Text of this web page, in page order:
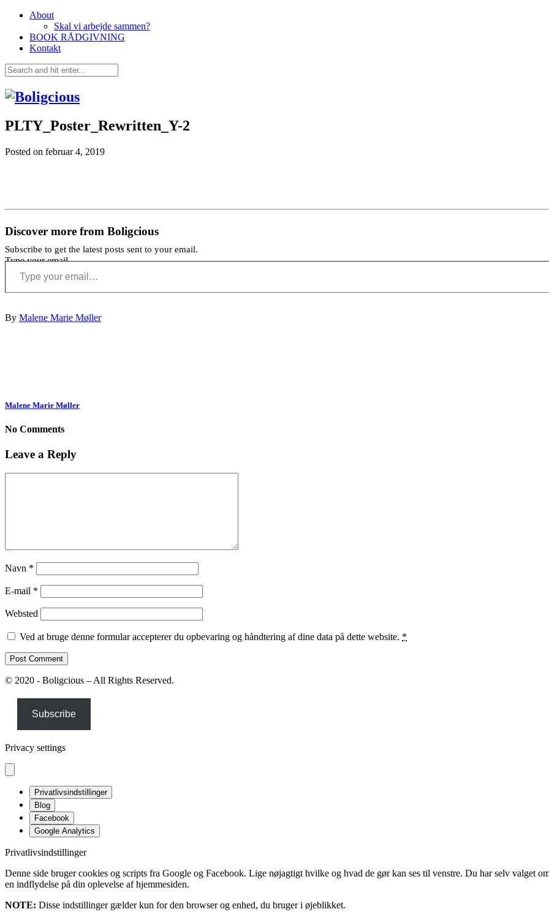
About
Skal vi arbejde sammen?
BOOK RÅDGIVNING
Kontakt
PLTY_Poster_Rewritten_Y-2
Posted on februar 4, 2019
Discover more from Boligcious
Subscribe to get the latest posts sent to your email.
Type your email…
By Malene Marie Møller
Malene Marie Møller
No Comments
Leave a Reply
Navn *
E-mail *
Websted
Ved at bruge denne formular accepterer du opbevaring og håndtering af dine data på dette website. *
© 2020 - Boligcious – All Rights Reserved.
Subscribe
Privacy settings
Privatlivsindstillinger
Blog
Facebook
Google Analytics
Privatlivsindstillinger
Denne side bruger cookies og scripts fra Google og Facebook. Lige nøjagtigt hvilke og hvad de gør kan ses til venstre. Du har selv valget
en indflydelse på din oplevelse af hjemmesiden.
NOTE: Disse indstillinger gælder kun for den browser og enhed, du bruger i øjeblikket.